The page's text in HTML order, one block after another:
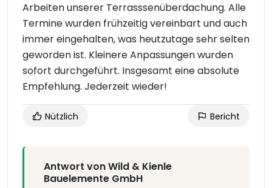
Arbeiten unserer Terrasssenüberdachung. Alle
Termine wurden frühzeitig vereinbart und auch
immer eingehalten, was heutzutage sehr selten
geworden ist. Kleinere Anpassungen wurden
sofort durchgeführt. Insgesamt eine absolute
Empfehlung. Jederzeit wieder!
Nützlich Bericht
Antwort von Wild & Kienle
Bauelemente GmbH